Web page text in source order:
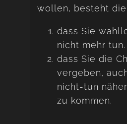
wollen, besteht die
dass Sie
nicht mehr tun.
dass Sie die
vergeben,
nicht-tun
zu kommen.